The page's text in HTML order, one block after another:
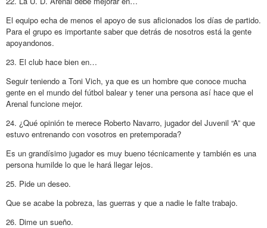
El equipo echa de menos el apoyo de sus aficionados los días de partido.
Para el grupo es importante saber que detrás de nosotros está la gente
apoyandonos.
23. El club hace bien en…
Seguir teniendo a Toni Vich, ya que es un hombre que conoce mucha
gente en el mundo del fútbol balear y tener una persona así hace que el
Arenal funcione mejor.
24. ¿Qué opinión te merece Roberto Navarro, jugador del Juvenil “A” que
estuvo entrenando con vosotros en pretemporada?
Es un grandísimo jugador es muy bueno técnicamente y también es una
persona humilde lo que le hará llegar lejos.
25. Pide un deseo.
Que se acabe la pobreza, las guerras y que a nadie le falte trabajo.
26. Dime un sueño.